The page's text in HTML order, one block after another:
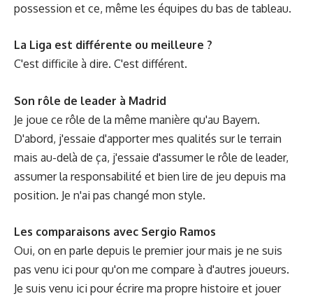
possession et ce, même les équipes du bas de tableau.
La Liga est différente ou meilleure ?
C'est difficile à dire. C'est différent.
Son rôle de leader à Madrid
Je joue ce rôle de la même manière qu'au Bayern.
D'abord, j'essaie d'apporter mes qualités sur le terrain
mais au-delà de ça, j'essaie d'assumer le rôle de leader,
assumer la responsabilité et bien lire de jeu depuis ma
position. Je n'ai pas changé mon style.
Les comparaisons avec Sergio Ramos
Oui, on en parle depuis le premier jour mais je ne suis
pas venu ici pour qu'on me compare à d'autres joueurs.
Je suis venu ici pour écrire ma propre histoire et jouer